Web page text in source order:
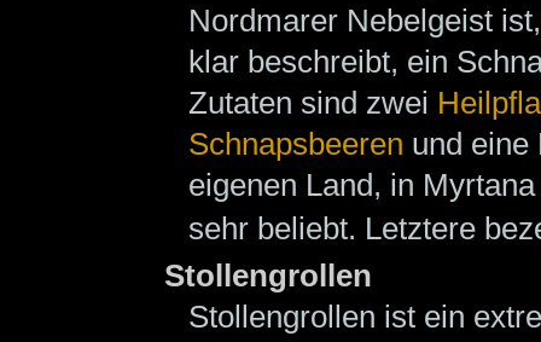
Nordmarer Nebelgeist
klar beschreibt, ein
Zutaten sind zwei
Schnapsbeeren und eine
eigenen Land, in
sehr beliebt. Letztere
Stollengrollen
Stollengrollen ist ein